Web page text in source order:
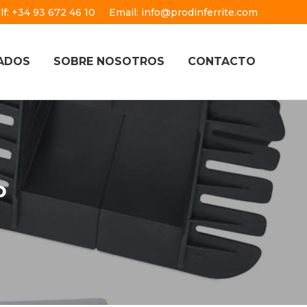
+34 93 672 46 10 Email: info@prodinferrite.com
SOBRE NOSOTROS CONTACTO